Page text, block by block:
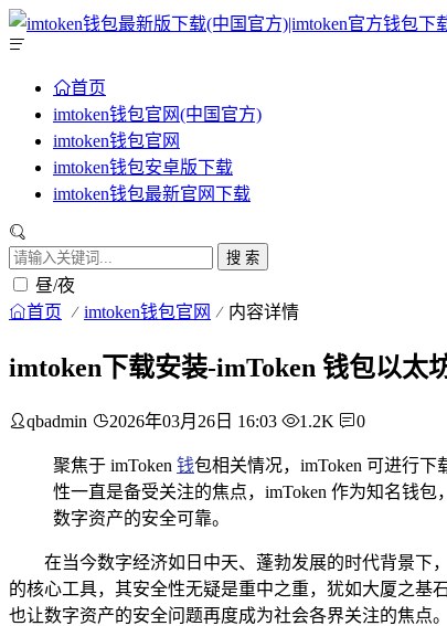
首页
imtoken钱包官网(中国官方)
imtoken钱包官网
imtoken钱包安卓版下载
imtoken钱包最新官网下载
搜 索
昼/夜
首页 imtoken钱包官网 内容详情
imtoken下载安装-imToken 钱包以太
qbadmin 2026年03月26日 16:03 1.2K 0
聚焦于 imToken 钱包相关情况，imToken 可进行
性一直是备受关注的焦点，imToken 作为知名钱
数字资产的安全可靠。
在当今数字经济如日中天、蓬勃发展的时代背景下
的核心工具，其安全性无疑是重中之重，犹如大厦之基
也让数字资产的安全问题再度成为社会各界关注的焦点